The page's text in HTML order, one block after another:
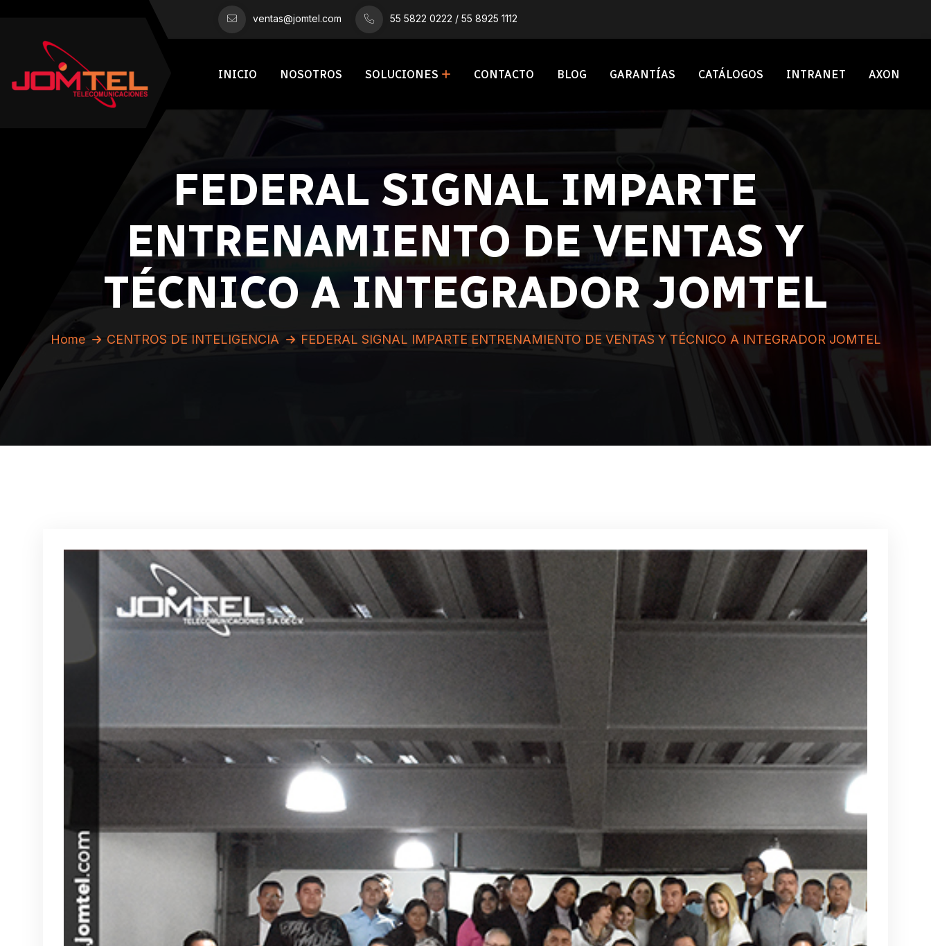
ventas@jomtel.com 55 5822 0222 / 55 8925 1112
INICIO NOSOTROS SOLUCIONES CONTACTO BLOG GARANTÍAS CATÁLOGOS INTRANET AXON
FEDERAL SIGNAL IMPARTE
ENTRENAMIENTO DE VENTAS Y
TÉCNICO A INTEGRADOR JOMTEL
Home CENTROS DE INTELIGENCIA FEDERAL SIGNAL IMPARTE ENTRENAMIENTO DE VENTAS Y TÉCNICO A INTEGRADOR JOMTEL